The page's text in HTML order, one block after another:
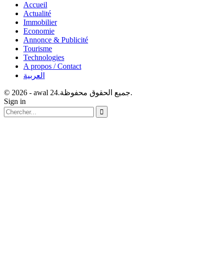
Accueil
Actualité
Immobilier
Economie
Annonce & Publicité
Tourisme
Technologies
A propos / Contact
العربية
© 2026 - awal 24.جميع الحقوق محفوظة.
Sign in